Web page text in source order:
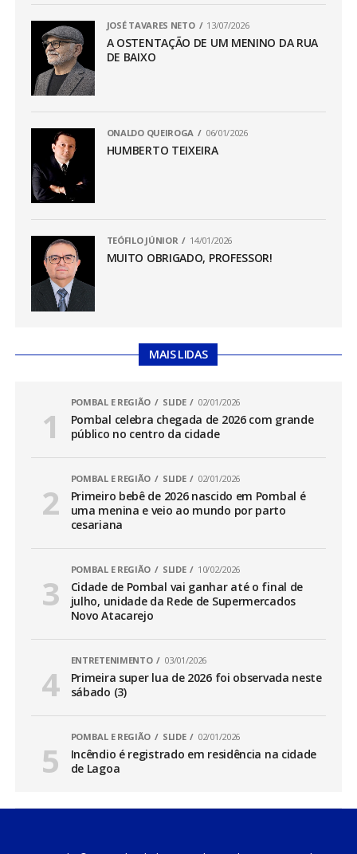
JOSÉ TAVARES NETO 13/07/2026
A OSTENTAÇÃO DE UM MENINO DA RUA
DE BAIXO
ONALDO QUEIROGA 06/01/2026
HUMBERTO TEIXEIRA
TEÓFILO JÚNIOR 14/01/2026
MUITO OBRIGADO, PROFESSOR!
MAIS LIDAS
POMBAL E REGIÃO SLIDE 02/01/2026
Pombal celebra chegada de 2026 com grande
público no centro da cidade
POMBAL E REGIÃO SLIDE 02/01/2026
Primeiro bebê de 2026 nascido em Pombal é
uma menina e veio ao mundo por parto
cesariana
POMBAL E REGIÃO SLIDE 10/02/2026
Cidade de Pombal vai ganhar até o final de
julho, unidade da Rede de Supermercados
Novo Atacarejo
ENTRETENIMENTO 03/01/2026
Primeira super lua de 2026 foi observada neste
sábado (3)
POMBAL E REGIÃO SLIDE 02/01/2026
Incêndio é registrado em residência na cidade
de Lagoa